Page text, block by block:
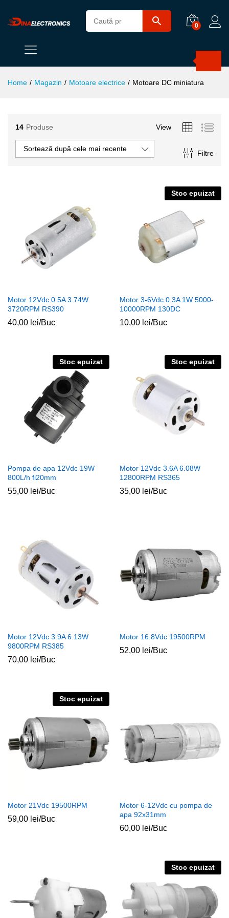
0
Home / Magazin / Motoare electrice / Motoare DC miniatura
14 Produse View
Filtre
Sortează după cele mai recente
Motor 12Vdc 0.5A 3.74W
3720RPM RS390
40,00 lei/Buc
Stoc epuizat
Motor 3-6Vdc 0.3A 1W 5000-
10000RPM 130DC
10,00 lei/Buc
Stoc epuizat
Pompa de apa 12Vdc 19W
800L/h fi20mm
55,00 lei/Buc
Stoc epuizat
Motor 12Vdc 3.6A 6.08W
12800RPM RS365
35,00 lei/Buc
Motor 12Vdc 3.9A 6.13W
9800RPM RS385
70,00 lei/Buc
Motor 16.8Vdc 19500RPM
52,00 lei/Buc
Stoc epuizat
Motor 21Vdc 19500RPM
59,00 lei/Buc
Motor 6-12Vdc cu pompa de
apa 92x31mm
60,00 lei/Buc
Stoc epuizat